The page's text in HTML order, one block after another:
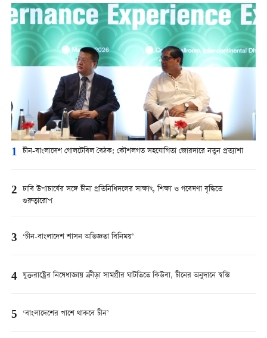
1 চীন-বাংলাদেশ গোলটেবিল বৈঠক: কৌশলগত সহযোগিতা জোরদারে নতুন প্রত্যাশা
2 ঢাবি উপাচার্যের সঙ্গে চীনা প্রতিনিধিদলের সাক্ষাৎ, শিক্ষা ও গবেষণা বৃদ্ধিতে
গুরুত্বারোপ
3 ‘চীন-বাংলাদেশ শাসন অভিজ্ঞতা বিনিময়’
4 যুক্তরাষ্ট্রের নিষেধাজ্ঞায় ক্রীড়া সামগ্রীর ঘাটতিতে কিউবা, চীনের অনুদানে স্বস্তি
5 ‘বাংলাদেশের পাশে থাকবে চীন’